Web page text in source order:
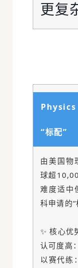
更复
“标配”
由美国物
球超
难度适中
科申请的“
✨ 核心优
认可度高
以赛代练